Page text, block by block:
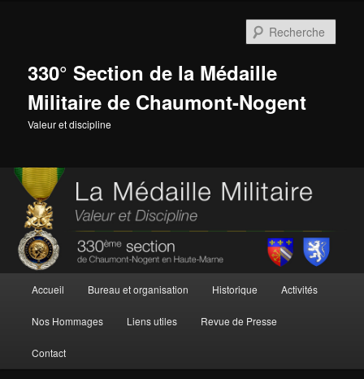
330° Section de la Médaille
Militaire de Chaumont-Nogent
Valeur et discipline
principal
Accueil Bureau et organisation Historique Activités
Nos Hommages Liens utiles Revue de Presse
Contact